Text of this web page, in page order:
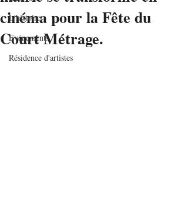
L'histoire
Evénements
Résidence d'artistes
cinéma pour la Fête du
Court Métrage.